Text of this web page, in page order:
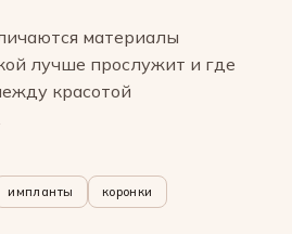
материалы
лучше прослужит и где
красотой
импланты коронки